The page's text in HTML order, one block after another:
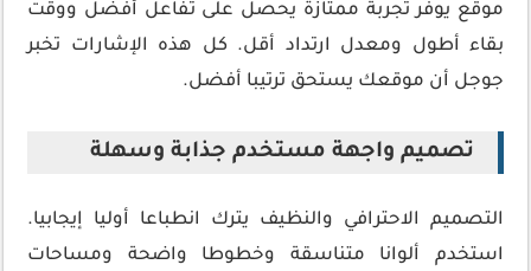
موقع يوفر تجربة ممتازة يحصل على تفاعل أفضل ووقت
بقاء أطول ومعدل ارتداد أقل. كل هذه الإشارات تخبر
جوجل أن موقعك يستحق ترتيبا أفضل.
تصميم واجهة مستخدم جذابة وسهلة
التصميم الاحترافي والنظيف يترك انطباعا أوليا إيجابيا.
استخدم ألوانا متناسقة وخطوطا واضحة ومساحات